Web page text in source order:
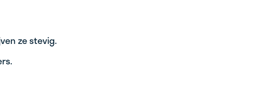
ze stevig.